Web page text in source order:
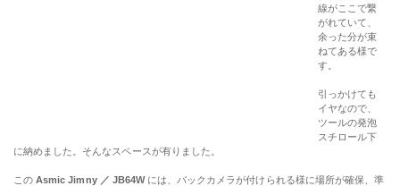
線がここで繋
がれていて、
余った分が束
ねてある様で
す。
引っかけても
イヤなので、
ツールの発泡
スチロール下
に納めました。そんなスペースが有りました。
このAsmic Jimny ／ JB64Wには、バックカメラが付けられる様に場所が確保、準